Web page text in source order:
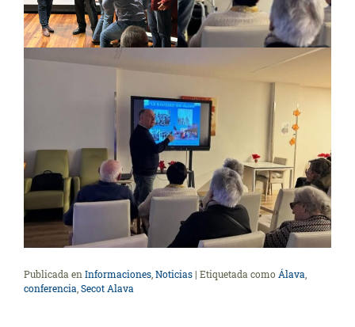
Publicada en Informaciones Noticias | Etiquetada como Álava
conferencia Secot Alava